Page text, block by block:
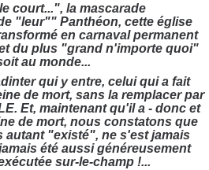
court...", la mascarade
"leur"" Panthéon, cette église
en carnaval permanent
du plus "grand n'importe quoi"
au monde...
qui y entre, celui qui a fait
de mort, sans la remplacer par
Et, maintenant qu'il a - donc et
de mort, nous constatons que
autant "existé", ne s'est jamais
été aussi généreusement
sur-le-champ !...